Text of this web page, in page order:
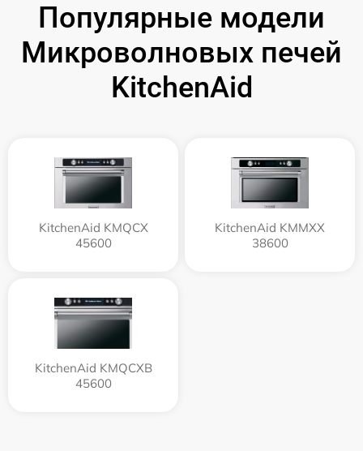
Популярные модели
Микроволновых печей
KitchenAid
KitchenAid KMQCX
45600
KitchenAid KMMXX
38600
KitchenAid KMQCXB
45600